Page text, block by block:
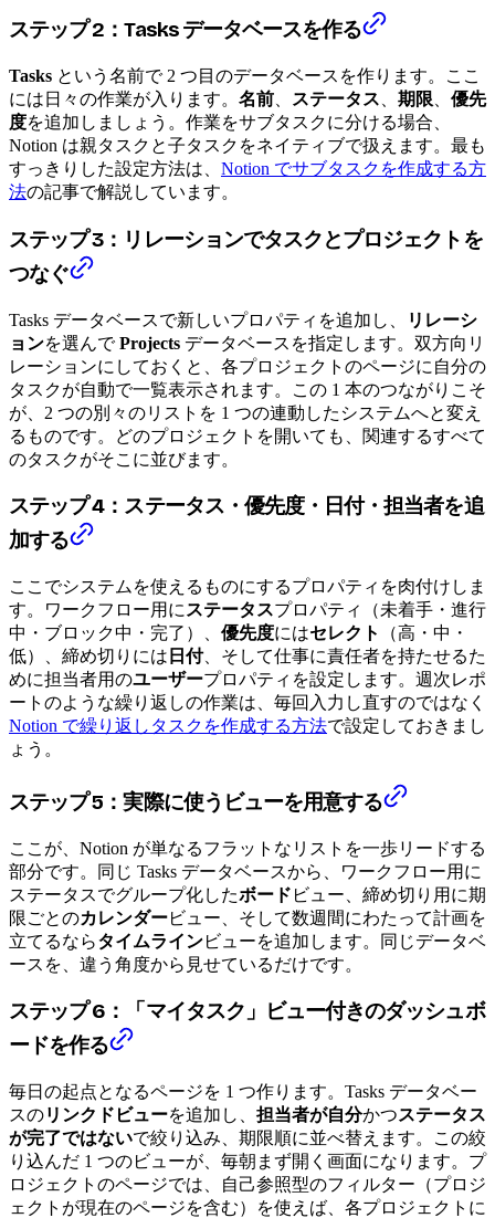
ステップ 2：Tasks データベースを作る
Tasks という名前で 2 つ目のデータベースを作ります。ここ
には日々の作業が入ります。 名前 ステータス 期限
優先
度を追加しましょう。作業をサブタスクに分ける場合、
Notion は親タスクと子タスクをネイティブで扱えます。最も
すっきりした設定方法は、 Notion でサブタスクを作成する方
法の記事で解説しています。
ステップ 3：リレーションでタスクとプロジェクトを
つなぐ
Tasks データベースで新しいプロパティを追加し、
リレーシ
ョンを選んでProjects データベースを指定します。双方向リ
レーションにしておくと、各プロジェクトのページに自分の
タスクが自動で一覧表示されます。この 1 本のつながりこそ
が、2 つの別々のリストを 1 つの連動したシステムへと変え
るものです。どのプロジェクトを開いても、関連するすべて
のタスクがそこに並びます。
ステップ 4：ステータス・優先度・日付・担当者を追
加する
ここでシステムを使えるものにするプロパティを肉付けしま
す。ワークフロー用に ステータスプロパティ（未着手・進行
中・ブロック中・完了）、 優先度にはセレクト
（高・中・
低）、締め切りには 日付、そして仕事に責任者を持たせるた
めに担当者用のユーザープロパティを設定します。週次レポ
ートのような繰り返しの作業は、毎回入力し直すのではなく
Notion で繰り返しタスクを作成する方法で設定しておきまし
ょう。
ステップ 5：実際に使うビューを用意する
ここが、Notion が単なるフラットなリストを一歩リードする
部分です。同じ Tasks データベースから、ワークフロー用に
ステータスでグループ化したボード ビュー、締め切り用に期
限ごとのカレンダービュー、そして数週間にわたって計画を
立てるならタイムラインビューを追加します。同じデータベ
ースを、違う角度から見せているだけです。
ステップ 6：「マイタスク」ビュー付きのダッシュボ
ードを作る
毎日の起点となるページを 1 つ作ります。Tasks データベー
スのリンクドビューを追加し、 担当者が自分かつステータス
が完了ではないで絞り込み、期限順に並べ替えます。この絞
り込んだ 1 つのビューが、毎朝まず開く画面になります。プ
ロジェクトのページでは、自己参照型のフィルター（プロジ
ェクトが現在のページを含む）を使えば、各プロジェクトに